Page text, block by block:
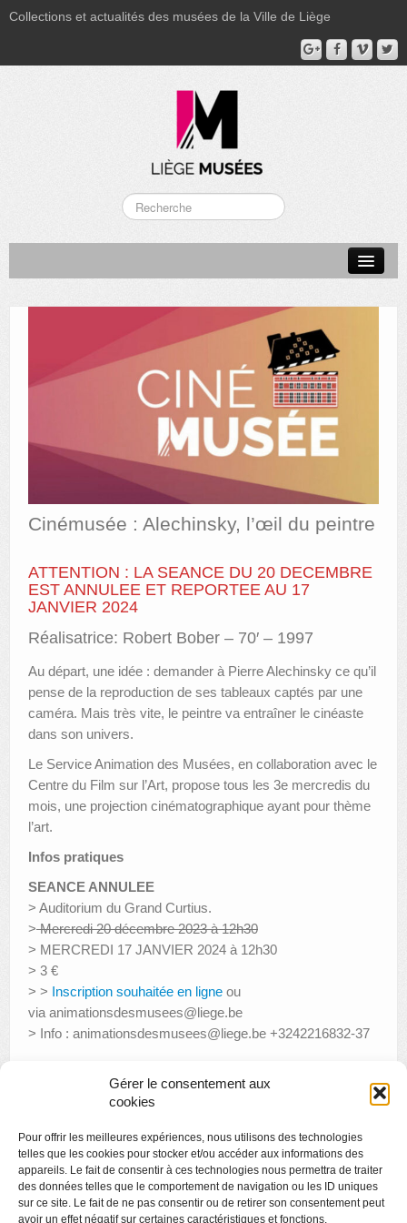
Gérer le consentement aux
cookies
Pour offrir les meilleures expériences, nous utilisons des technologies
telles que les cookies pour stocker et/ou accéder aux informations des
appareils. Le fait de consentir à ces technologies nous permettra de traiter
des données telles que le comportement de navigation ou les ID uniques
sur ce site. Le fait de ne pas consentir ou de retirer son consentement peut
avoir un effet négatif sur certaines caractéristiques et fonctions.
Collections et actualités des musées de la Ville de Liège
MUSÉE DU LUMINAIRE
FONDS PATRIMONIAUX
AUTRES LIEUX
ANIMATIONS DES MUSÉES
PUBLICATIONS
LE PORTAIL DES COLLECTIONS
Cinémusée : Alechinsky, l’œil du peintre
ATTENTION : LA SEANCE DU 20 DECEMBRE
EST ANNULEE ET REPORTEE AU 17
JANVIER 2024
Réalisatrice: Robert Bober – 70′ – 1997
Au départ, une idée : demander à Pierre Alechinsky ce qu’il
pense de la reproduction de ses tableaux captés par une
caméra. Mais très vite, le peintre va entraîner le cinéaste
dans son univers.
Le Service Animation des Musées, en collaboration avec le
Centre du Film sur l’Art, propose tous les 3e mercredis du
mois, une projection cinématographique ayant pour thème
l’art.
Infos pratiques
SEANCE ANNULEE
> Auditorium du Grand Curtius.
>Mercredi 20 décembre 2023 à 12h30
> MERCREDI 17 JANVIER 2024 à 12h30
> 3 €
> > Inscription souhaitée en ligne ou
via animationsdesmusees@liege.be
> Info : animationsdesmusees@liege.be +3242216832-37
Visite thématique : l’art, Liège et la science préhistorique
Le Grand Curtius raconté par les étudiants de l’ULIEGE